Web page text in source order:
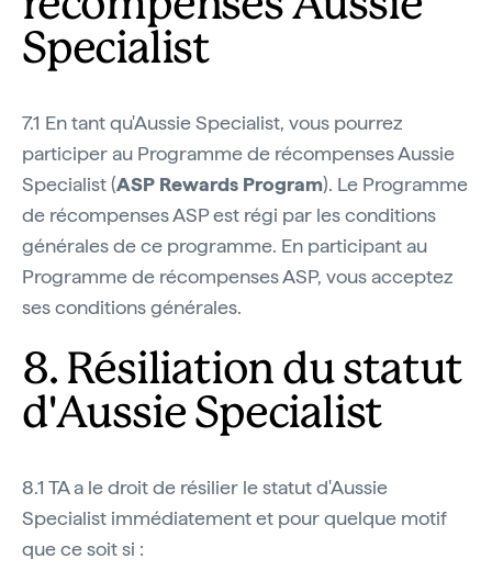
Specialist
7.1 En tant qu'Aussie Specialist, vous pourrez
participer au Programme de récompenses Aussie
Specialist (ASP Rewards Program). Le Programme
de récompenses ASP est régi par les conditions
générales de ce programme. En participant au
Programme de récompenses ASP, vous acceptez
ses conditions générales.
8. Résiliation du statut
d'Aussie Specialist
8.1 TA a le droit de résilier le statut d'Aussie
Specialist immédiatement et pour quelque motif
que ce soit si :